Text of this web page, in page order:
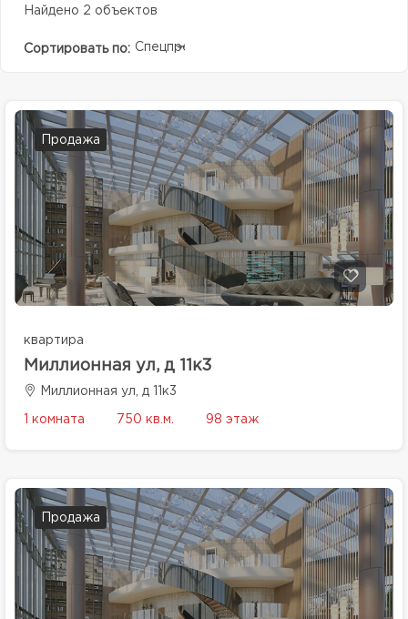
Найдено 2 объектов
Сортировать по: Спецпредолжение
Продажа
квартира
Миллионная ул, д 11к3
Миллионная ул, д 11к3
1 комната 750 кв.м. 98 этаж
Продажа